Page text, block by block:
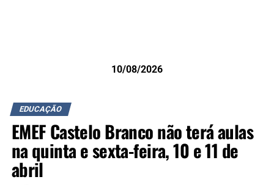
10/08/2026
EDUCAÇÃO
EMEF Castelo Branco não terá aulas
na quinta e sexta-feira, 10 e 11 de
abril